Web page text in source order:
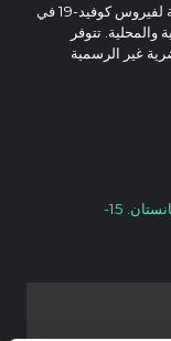
المحلية المشاركة في عمليات التأهب والاستجابة لفيروس كوفيد-19 في
تتوفر
غير الرسمية
حضرة بلال النازحين داخليا. مزار الشريف شمال أفغانستان. 15-